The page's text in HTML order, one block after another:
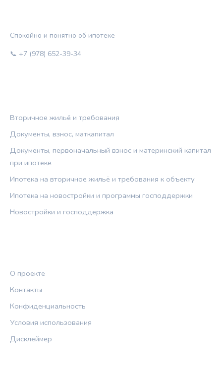
Спокойно и понятно об ипотеке
📞 +7 (978) 652-39-34
Вторичное жильё и требования
Документы, взнос, маткапитал
Документы, первоначальный взнос и материнский капитал
при ипотеке
Ипотека на вторичное жильё и требования к объекту
Ипотека на новостройки и программы господдержки
Новостройки и господдержка
О проекте
Контакты
Конфиденциальность
Условия использования
Дисклеймер